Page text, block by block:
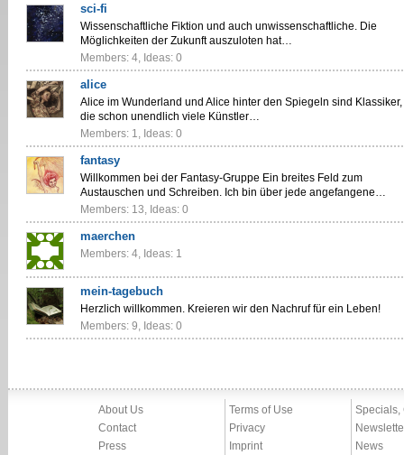
sci-fi
Wissenschaftliche Fiktion und auch unwissenschaftliche. Die
Möglichkeiten der Zukunft auszuloten hat…
Members: 4, Ideas: 0
alice
Alice im Wunderland und Alice hinter den Spiegeln sind Klassiker,
die schon unendlich viele Künstler…
Members: 1, Ideas: 0
fantasy
Willkommen bei der Fantasy-Gruppe Ein breites Feld zum
Austauschen und Schreiben. Ich bin über jede angefangene…
Members: 13, Ideas: 0
maerchen
Members: 4, Ideas: 1
mein-tagebuch
Herzlich willkommen. Kreieren wir den Nachruf für ein Leben!
Members: 9, Ideas: 0
About Us
Contact
Press
Terms of Use
Privacy
Imprint
Specials,
News